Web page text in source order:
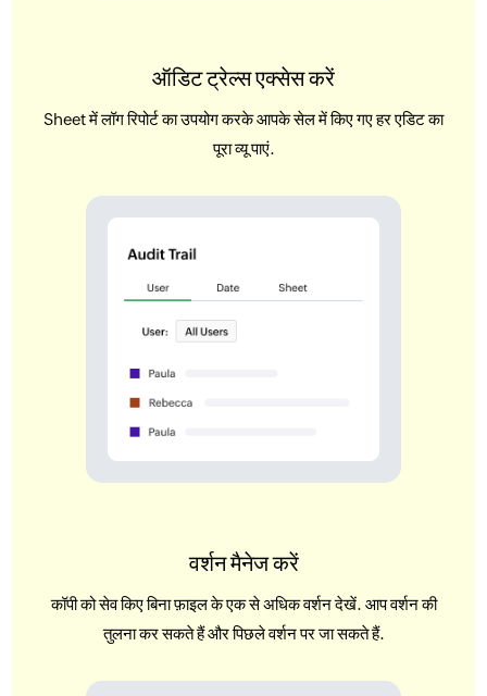
ऑडिट ट्रेल्स एक्सेस करें
Sheet में लॉग रिपोर्ट का उपयोग करके आपके सेल में किए गए हर एडिट का
पूरा व्यू पाएं.
वर्शन मैनेज करें
कॉपी को सेव किए बिना फ़ाइल के एक से अधिक वर्शन देखें. आप वर्शन की
तुलना कर सकते हैं और पिछले वर्शन पर जा सकते हैं.